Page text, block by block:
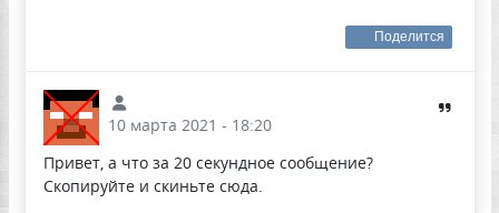
Поделится
10 марта 2021 - 18:20
Привет, а что за 20 секундное сообщение?
Скопируйте и скиньте сюда.